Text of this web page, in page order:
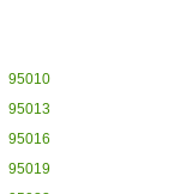
95010
95013
95016
95019